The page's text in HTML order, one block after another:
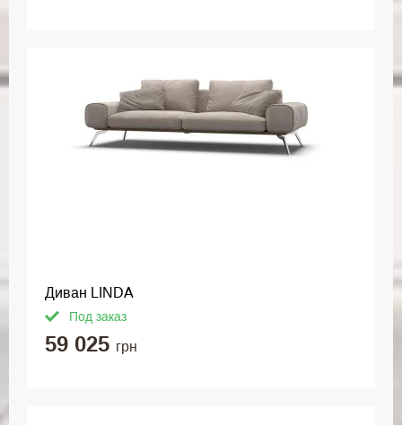
Диван LINDA
Под заказ
59 025 грн